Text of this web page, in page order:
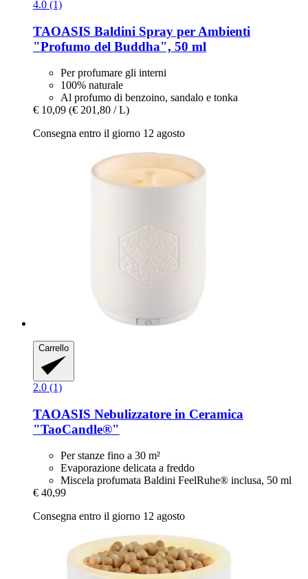
4.0 (1)
TAOASIS Baldini Spray per Ambienti
"Profumo del Buddha", 50 ml
Per profumare gli interni
100% naturale
Al profumo di benzoino, sandalo e tonka
€ 10,09 (€ 201,80 / L)
Consegna entro il giorno 12 agosto
Carrello
2.0 (1)
TAOASIS Nebulizzatore in Ceramica
"TaoCandle®"
Per stanze fino a 30 m²
Evaporazione delicata a freddo
Miscela profumata Baldini FeelRuhe® inclusa, 50 ml
€ 40,99
Consegna entro il giorno 12 agosto